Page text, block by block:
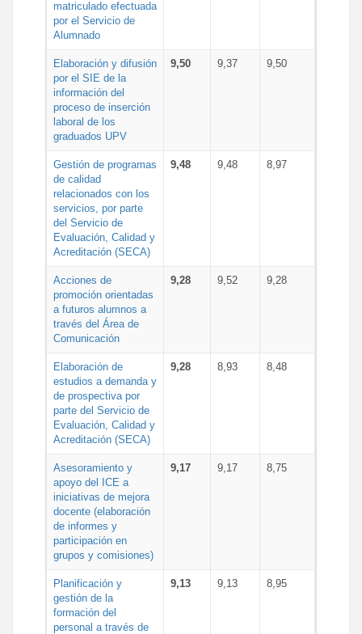
matriculado efectuada
por el Servicio de
Alumnado
Elaboración y difusión
por el SIE de la
información del
proceso de inserción
laboral de los
graduados UPV
9,50 9,37 9,50
Gestión de programas
de calidad
relacionados con los
servicios, por parte
del Servicio de
Evaluación, Calidad y
Acreditación (SECA)
9,48 9,48 8,97
Acciones de
promoción orientadas
a futuros alumnos a
través del Área de
Comunicación
9,28 9,52 9,28
Elaboración de
estudios a demanda y
de prospectiva por
parte del Servicio de
Evaluación, Calidad y
Acreditación (SECA)
9,28 8,93 8,48
Asesoramiento y
apoyo del ICE a
iniciativas de mejora
docente (elaboración
de informes y
participación en
grupos y comisiones)
9,17 9,17 8,75
Planificación y
gestión de la
formación del
personal a través de
9,13 9,13 8,95